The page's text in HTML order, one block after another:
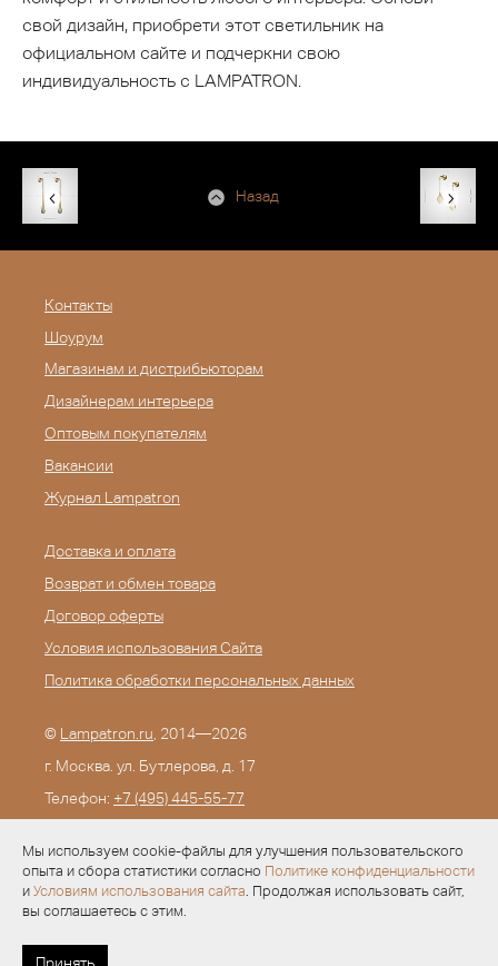
Мы используем cookie-файлы для улучшения пользовательского
опыта и сбора статистики согласно Политике конфиденциальности
и Условиям использования сайта. Продолжая использовать сайт,
вы соглашаетесь с этим.
свой дизайн, приобрети этот светильник на
официальном сайте и подчеркни свою
индивидуальность с LAMPATRON.
Назад
Контакты
Шоурум
Магазинам и дистрибьюторам
Дизайнерам интерьера
Оптовым покупателям
Вакансии
Журнал Lampatron
Доставка и оплата
Возврат и обмен товара
Договор оферты
Условия использования Сайта
Политика обработки персональных данных
© Lampatron.ru, 2014—2026
г. Москва. ул. Бутлерова, д. 17
Телефон: +7 (495) 445-55-77
Разработка —Evid.ru